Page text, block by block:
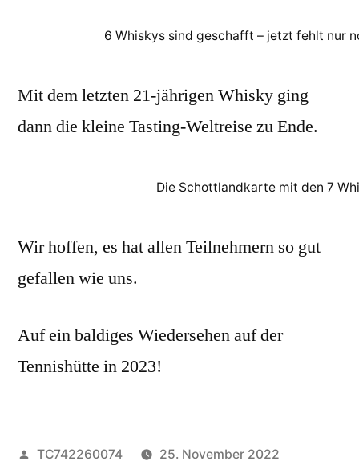
6 Whiskys sind geschafft – jetzt fehlt nur
Mit dem letzten 21-jährigen Whisky ging
dann die kleine Tasting-Weltreise zu Ende.
Die Schottlandkarte mit den 7
Wir hoffen, es hat allen Teilnehmern so gut
gefallen wie uns.
Auf ein baldiges Wiedersehen auf der
Tennishütte in 2023!
Veröffentlicht
TC742260074
25. November 2022